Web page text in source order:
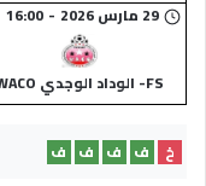
29 مارس 2026 -
16:00
FS- الوداد الوجدي WACO
خ ف ف ف ف